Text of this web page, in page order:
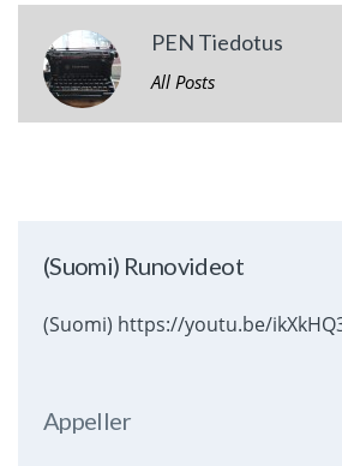
PEN Tiedotus
All Posts
(Suomi) Runovideot
(Suomi) https://youtu.be/
Appeller